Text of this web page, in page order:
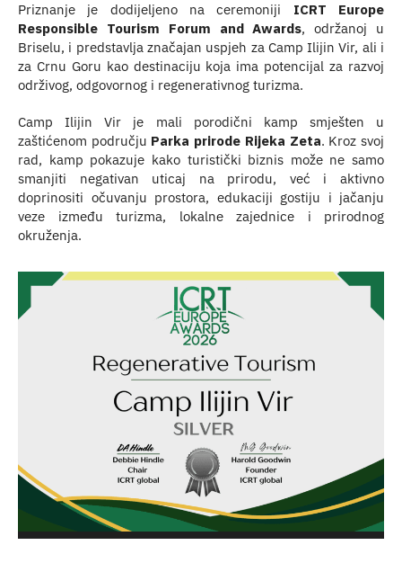
Priznanje je dodijeljeno na ceremoniji
ICRT Europe
Responsible Tourism Forum and Awards, održanoj u
Briselu, i predstavlja značajan uspjeh za Camp Ilijin Vir, ali i
za Crnu Goru kao destinaciju koja ima potencijal za razvoj
održivog, odgovornog i regenerativnog turizma.
Camp Ilijin Vir je mali porodični kamp smješten u
zaštićenom području Parka prirode Rijeka Zeta. Kroz svoj
rad, kamp pokazuje kako turistički biznis može ne samo
smanjiti negativan uticaj na prirodu, već i aktivno
doprinositi očuvanju prostora, edukaciji gostiju i jačanju
veze između turizma, lokalne zajednice i prirodnog
okruženja.